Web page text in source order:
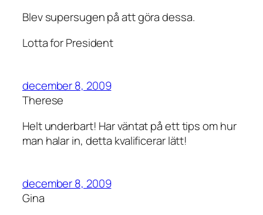
Blev supersugen på att göra dessa.
Lotta for President
december 8, 2009
Therese
Helt underbart! Har väntat på ett tips om hur
man halar in, detta kvalificerar lätt!
december 8, 2009
Gina